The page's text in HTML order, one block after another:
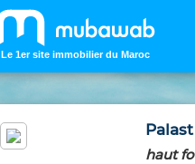
Le 1er site immobilier du Maroc
haut